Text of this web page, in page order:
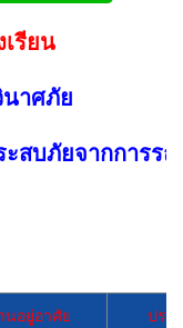
เรียน
าศภัย
สบภัยจากการรถ
นอยู่อาศัย ประ